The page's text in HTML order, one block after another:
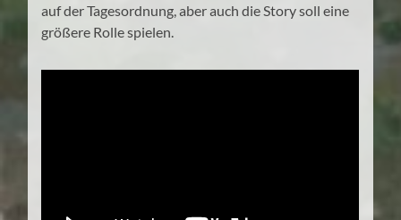
auf der Tagesordnung, aber auch die Story soll eine
größere Rolle spielen.